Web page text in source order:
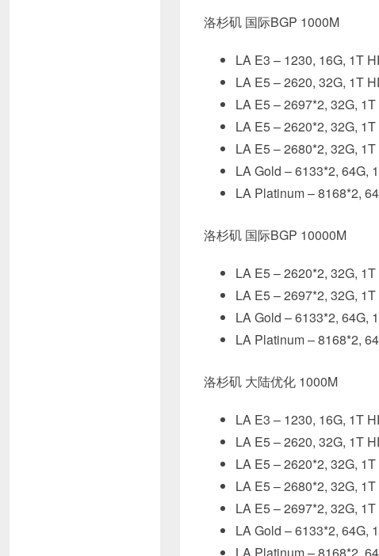
洛杉矶 国际BGP 1000M
LA E3 – 1230, 16G, 1T
LA E5 – 2620, 32G, 1T
LA E5 – 2697*2, 32G,
LA E5 – 2620*2, 32G,
LA E5 – 2680*2, 32G,
LA Gold – 6133*2, 64G,
LA Platinum – 8168*2,
洛杉矶 国际BGP 10000M
LA E5 – 2620*2, 32G,
LA E5 – 2697*2, 32G,
LA Gold – 6133*2, 64G,
LA Platinum – 8168*2,
洛杉矶 大陆优化 1000M
LA E3 – 1230, 16G, 1T
LA E5 – 2620, 32G, 1T
LA E5 – 2620*2, 32G,
LA E5 – 2680*2, 32G,
LA E5 – 2697*2, 32G,
LA Gold – 6133*2, 64G,